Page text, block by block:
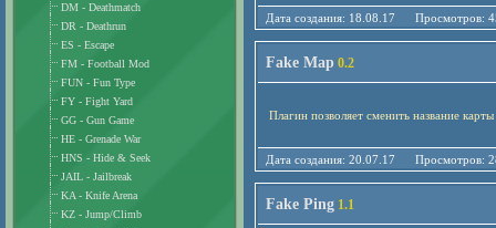
Дата создания: 18.08.17
Fake Map 0.2
Плагин позволяет сменить название
Дата создания: 20.07.17
Fake Ping 1.1
DM - Deathmatch
DR - Deathrun
ES - Escape
FM - Football Mod
FUN - Fun Type
FY - Fight Yard
GG - Gun Game
HE - Grenade War
HNS - Hide & Seek
JAIL - Jailbreak
KA - Knife Arena
KZ - Jump/Climb